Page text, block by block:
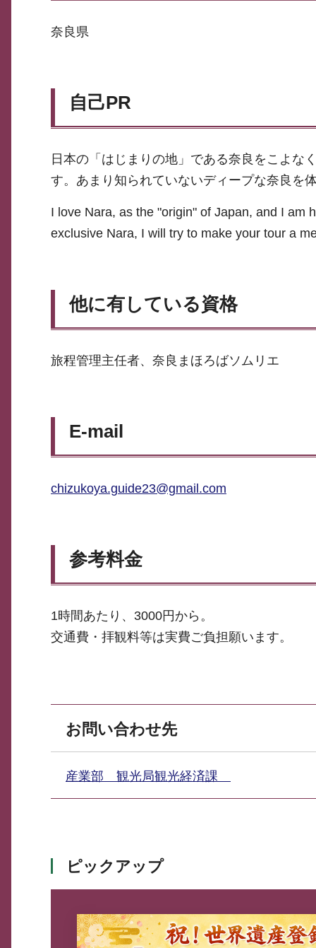
奈良県
自己PR
日本の「はじまりの地」である奈良をこよな
す。あまり知られていないディープな奈良を
I love Nara, as the "origin" of Japan, and I am
exclusive Nara, I will try to make your tour a
他に有している資格
旅程管理主任者、奈良まほろばソムリエ
E-mail
chizukoya.guide23@gmail.com
参考料金
1時間あたり、3000円から。
交通費・拝観料等は実費ご負担願います。
お問い合わせ先
産業部 観光局観光経済課
ピックアップ